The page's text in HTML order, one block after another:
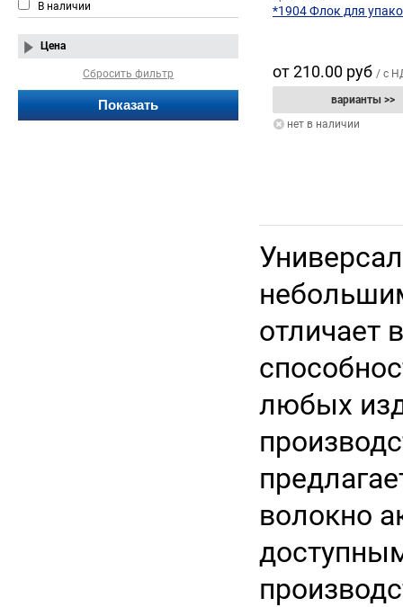
В наличии
Цена
Сбросить фильтр
*1904 Флок для
от 210.00 руб / с
варианты >>
нет в наличии
отличает
любых
волокно